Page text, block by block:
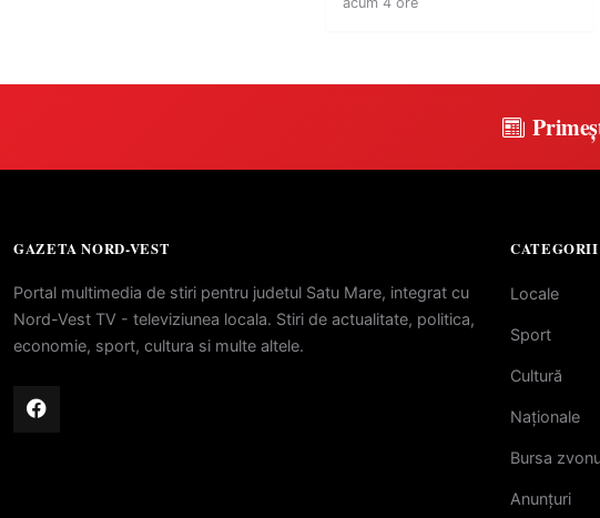
GAZETA NORD-VEST
Portal multimedia de stiri pentru judetul Satu Mare, integrat cu
Nord-Vest TV - televiziunea locala. Stiri de actualitate, politica,
economie, sport, cultura si multe altele.
CATEGORII
Locale
Sport
Cultură
Naționale
Bursa
Anunțuri